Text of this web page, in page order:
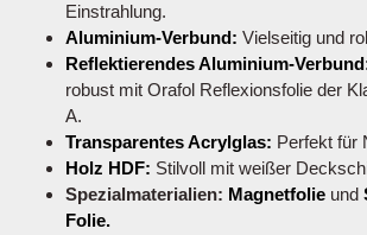
Einstrahlung.
Aluminium-Verbund: Vielseitig und
Reflektierendes Aluminium-
robust mit Orafol Reflexionsfolie der
A.
Transparentes Acrylglas: Perfekt für
Holz HDF: Stilvoll mit weißer
Spezialmaterialien: Magnetfolie und
Folie.